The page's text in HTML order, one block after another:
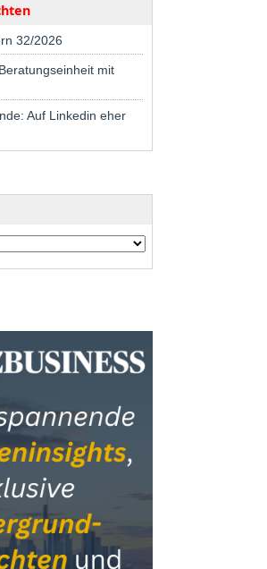
32/2026
mit
Auf Linkedin eher